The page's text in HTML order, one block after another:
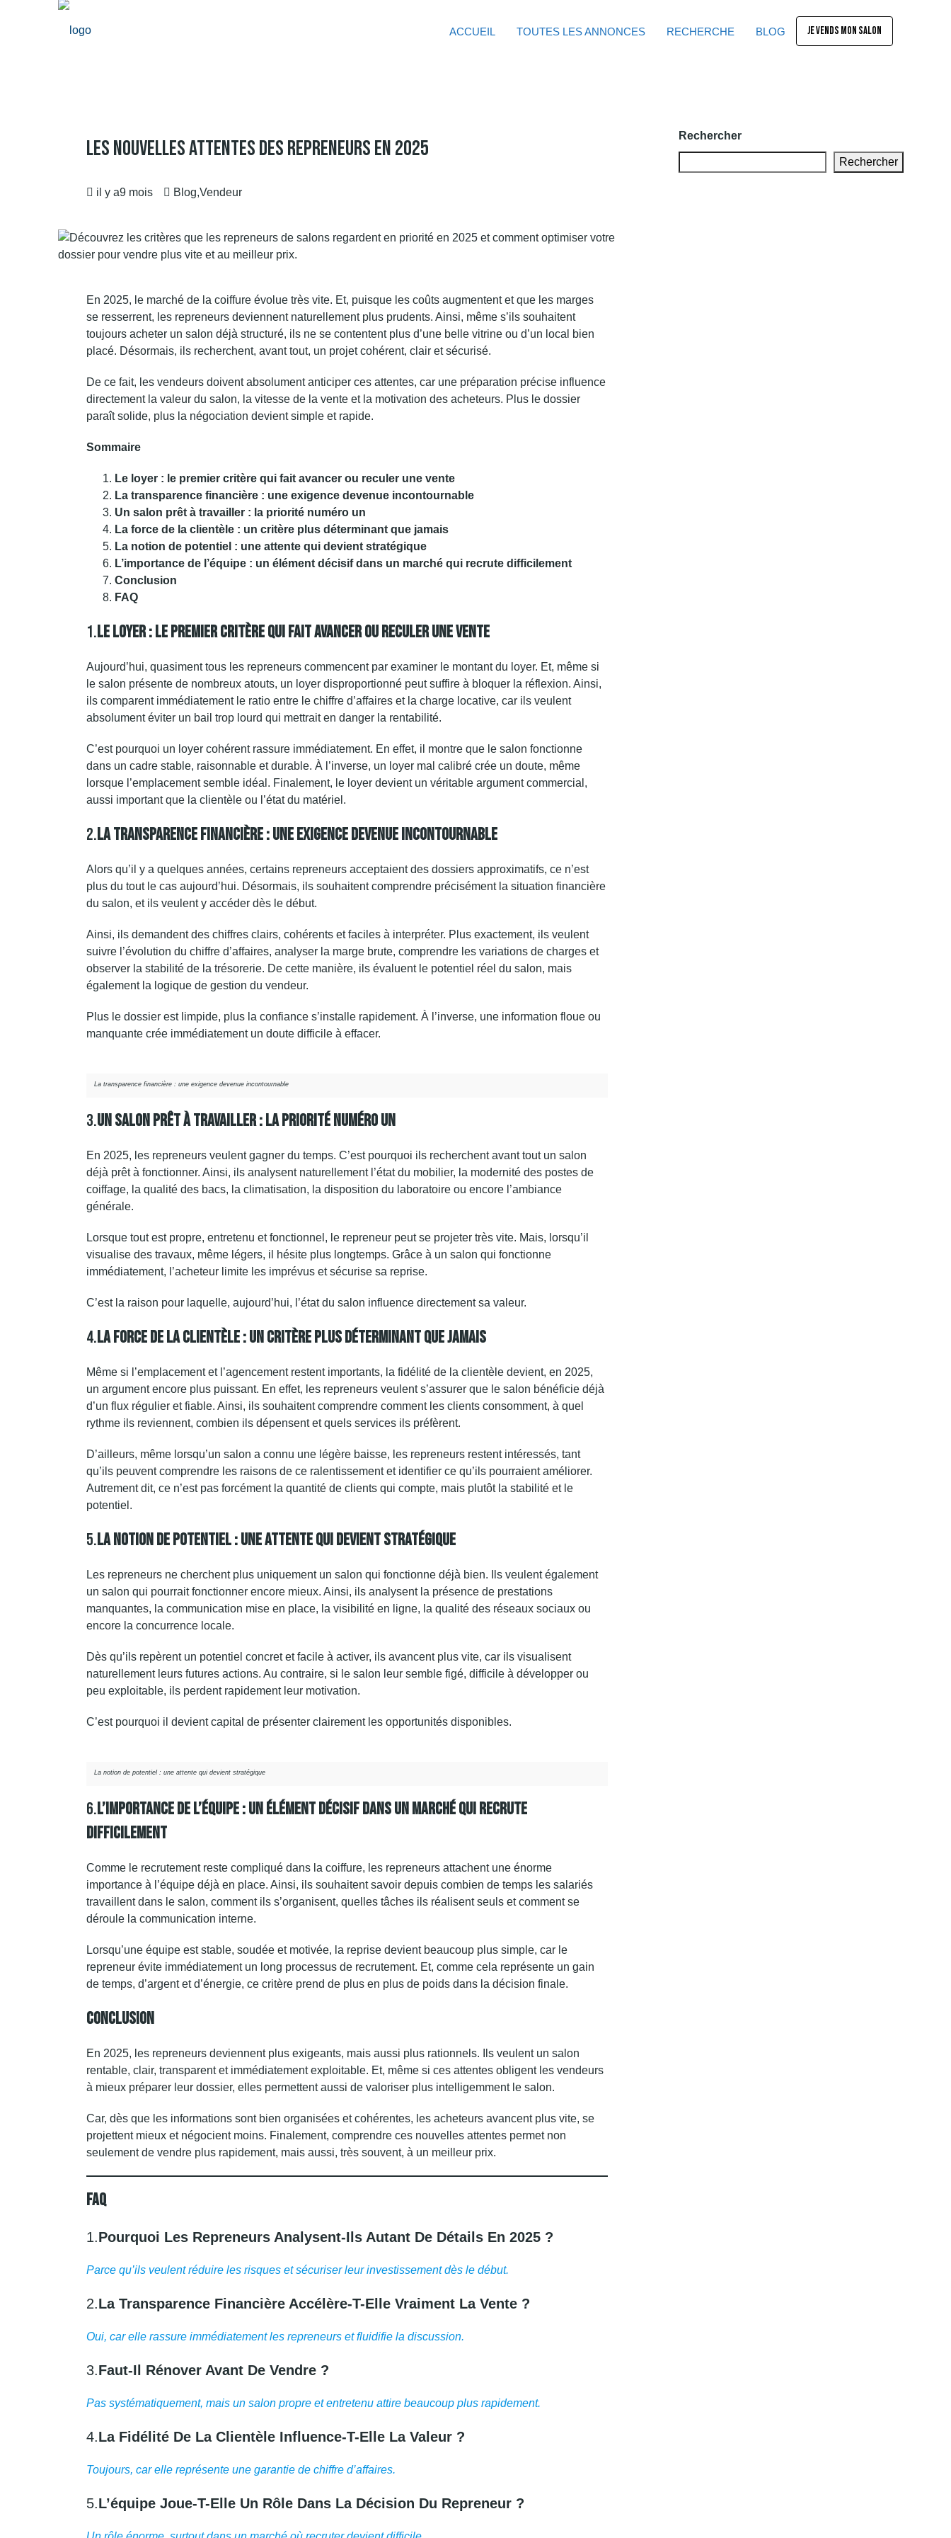
ACCUEIL TOUTES LES ANNONCES RECHERCHE BLOG JE VENDS MON SALON
Les Nouvelles Attentes Des Repreneurs En 2025
il y a9 mois Blog,Vendeur
En 2025, le marché de la coiffure évolue très vite. Et, puisque les coûts augmentent et que les marges
se resserrent, les repreneurs deviennent naturellement plus prudents. Ainsi, même s’ils souhaitent
toujours acheter un salon déjà structuré, ils ne se contentent plus d’une belle vitrine ou d’un local bien
placé. Désormais, ils recherchent, avant tout, un projet cohérent, clair et sécurisé.
De ce fait, les vendeurs doivent absolument anticiper ces attentes, car une préparation précise influence
directement la valeur du salon, la vitesse de la vente et la motivation des acheteurs. Plus le dossier
paraît solide, plus la négociation devient simple et rapide.
Sommaire
Le loyer : le premier critère qui fait avancer ou reculer une vente
La transparence financière : une exigence devenue incontournable
Un salon prêt à travailler : la priorité numéro un
La force de la clientèle : un critère plus déterminant que jamais
La notion de potentiel : une attente qui devient stratégique
L’importance de l’équipe : un élément décisif dans un marché qui recrute difficilement
Conclusion
FAQ
1.Le Loyer : Le Premier Critère Qui Fait Avancer Ou Reculer Une Vente
Aujourd’hui, quasiment tous les repreneurs commencent par examiner le montant du loyer. Et, même si
le salon présente de nombreux atouts, un loyer disproportionné peut suffire à bloquer la réflexion. Ainsi,
ils comparent immédiatement le ratio entre le chiffre d’affaires et la charge locative, car ils veulent
absolument éviter un bail trop lourd qui mettrait en danger la rentabilité.
C’est pourquoi un loyer cohérent rassure immédiatement. En effet, il montre que le salon fonctionne
dans un cadre stable, raisonnable et durable. À l’inverse, un loyer mal calibré crée un doute, même
lorsque l’emplacement semble idéal. Finalement, le loyer devient un véritable argument commercial,
aussi important que la clientèle ou l’état du matériel.
2.La Transparence Financière : Une Exigence Devenue Incontournable
Alors qu’il y a quelques années, certains repreneurs acceptaient des dossiers approximatifs, ce n’est
plus du tout le cas aujourd’hui. Désormais, ils souhaitent comprendre précisément la situation financière
du salon, et ils veulent y accéder dès le début.
Ainsi, ils demandent des chiffres clairs, cohérents et faciles à interpréter. Plus exactement, ils veulent
suivre l’évolution du chiffre d’affaires, analyser la marge brute, comprendre les variations de charges et
observer la stabilité de la trésorerie. De cette manière, ils évaluent le potentiel réel du salon, mais
également la logique de gestion du vendeur.
Plus le dossier est limpide, plus la confiance s’installe rapidement. À l’inverse, une information floue ou
manquante crée immédiatement un doute difficile à effacer.
La transparence financière : une exigence devenue incontournable
3.Un Salon Prêt À Travailler : La Priorité Numéro Un
En 2025, les repreneurs veulent gagner du temps. C’est pourquoi ils recherchent avant tout un salon
déjà prêt à fonctionner. Ainsi, ils analysent naturellement l’état du mobilier, la modernité des postes de
coiffage, la qualité des bacs, la climatisation, la disposition du laboratoire ou encore l’ambiance
générale.
Lorsque tout est propre, entretenu et fonctionnel, le repreneur peut se projeter très vite. Mais, lorsqu’il
visualise des travaux, même légers, il hésite plus longtemps. Grâce à un salon qui fonctionne
immédiatement, l’acheteur limite les imprévus et sécurise sa reprise.
C’est la raison pour laquelle, aujourd’hui, l’état du salon influence directement sa valeur.
4.La Force De La Clientèle : Un Critère Plus Déterminant Que Jamais
Même si l’emplacement et l’agencement restent importants, la fidélité de la clientèle devient, en 2025,
un argument encore plus puissant. En effet, les repreneurs veulent s’assurer que le salon bénéficie déjà
d’un flux régulier et fiable. Ainsi, ils souhaitent comprendre comment les clients consomment, à quel
rythme ils reviennent, combien ils dépensent et quels services ils préfèrent.
D’ailleurs, même lorsqu’un salon a connu une légère baisse, les repreneurs restent intéressés, tant
qu’ils peuvent comprendre les raisons de ce ralentissement et identifier ce qu’ils pourraient améliorer.
Autrement dit, ce n’est pas forcément la quantité de clients qui compte, mais plutôt la stabilité et le
potentiel.
5.La Notion De Potentiel : Une Attente Qui Devient Stratégique
Les repreneurs ne cherchent plus uniquement un salon qui fonctionne déjà bien. Ils veulent également
un salon qui pourrait fonctionner encore mieux. Ainsi, ils analysent la présence de prestations
manquantes, la communication mise en place, la visibilité en ligne, la qualité des réseaux sociaux ou
encore la concurrence locale.
Dès qu’ils repèrent un potentiel concret et facile à activer, ils avancent plus vite, car ils visualisent
naturellement leurs futures actions. Au contraire, si le salon leur semble figé, difficile à développer ou
peu exploitable, ils perdent rapidement leur motivation.
C’est pourquoi il devient capital de présenter clairement les opportunités disponibles.
La notion de potentiel : une attente qui devient stratégique
6.L’importance De L’équipe : Un Élément Décisif Dans Un Marché Qui Recrute
Difficilement
Comme le recrutement reste compliqué dans la coiffure, les repreneurs attachent une énorme
importance à l’équipe déjà en place. Ainsi, ils souhaitent savoir depuis combien de temps les salariés
travaillent dans le salon, comment ils s’organisent, quelles tâches ils réalisent seuls et comment se
déroule la communication interne.
Lorsqu’une équipe est stable, soudée et motivée, la reprise devient beaucoup plus simple, car le
repreneur évite immédiatement un long processus de recrutement. Et, comme cela représente un gain
de temps, d’argent et d’énergie, ce critère prend de plus en plus de poids dans la décision finale.
Conclusion
En 2025, les repreneurs deviennent plus exigeants, mais aussi plus rationnels. Ils veulent un salon
rentable, clair, transparent et immédiatement exploitable. Et, même si ces attentes obligent les vendeurs
à mieux préparer leur dossier, elles permettent aussi de valoriser plus intelligemment le salon.
Car, dès que les informations sont bien organisées et cohérentes, les acheteurs avancent plus vite, se
projettent mieux et négocient moins. Finalement, comprendre ces nouvelles attentes permet non
seulement de vendre plus rapidement, mais aussi, très souvent, à un meilleur prix.
FAQ
1.Pourquoi Les Repreneurs Analysent-Ils Autant De Détails En 2025 ?
Parce qu’ils veulent réduire les risques et sécuriser leur investissement dès le début.
2.La Transparence Financière Accélère-T-Elle Vraiment La Vente ?
Oui, car elle rassure immédiatement les repreneurs et fluidifie la discussion.
3.Faut-Il Rénover Avant De Vendre ?
Pas systématiquement, mais un salon propre et entretenu attire beaucoup plus rapidement.
4.La Fidélité De La Clientèle Influence-T-Elle La Valeur ?
Toujours, car elle représente une garantie de chiffre d’affaires.
5.L’équipe Joue-T-Elle Un Rôle Dans La Décision Du Repreneur ?
Rechercher
Rechercher